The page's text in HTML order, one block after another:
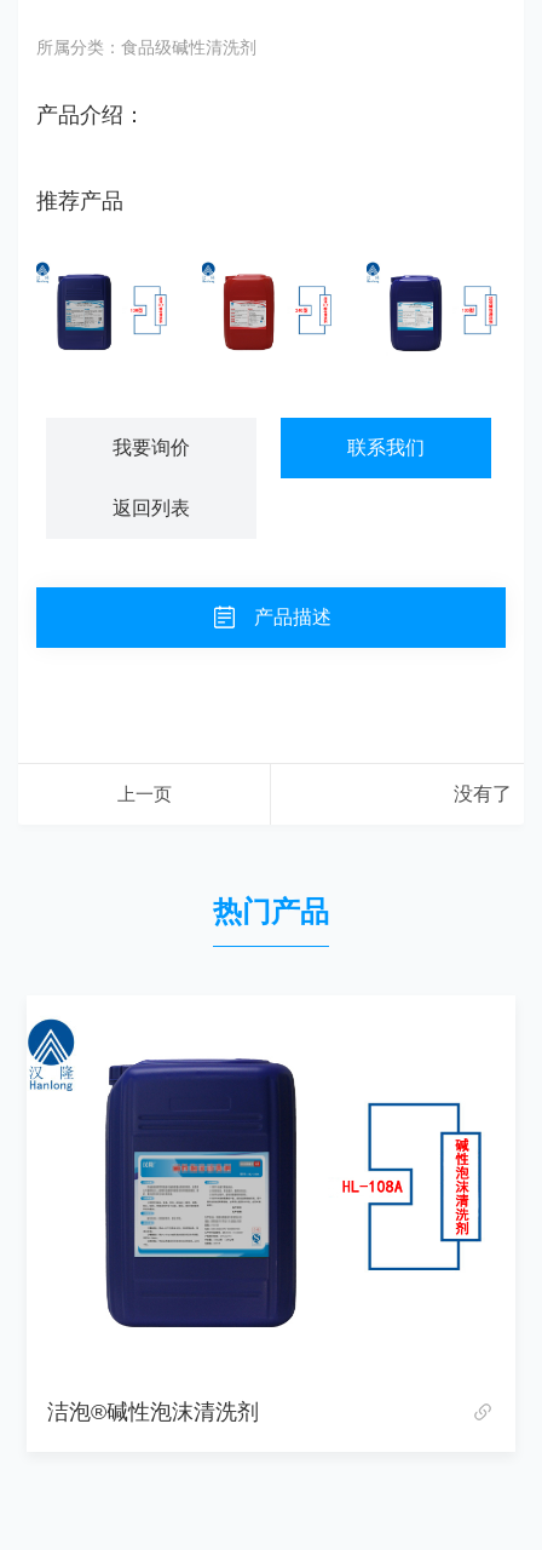
所属分类：食品级碱性清洗剂
产品介绍：
推荐产品
我要询价 联系我们
返回列表
产品描述
上一页 没有了
热门产品
洁泡®碱性泡沫清洗剂